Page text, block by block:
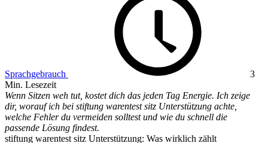
Sprachgebrauch
3
Min. Lesezeit
Wenn Sitzen weh tut, kostet dich das jeden Tag Energie. Ich zeige
dir, worauf ich bei stiftung warentest sitz Unterstützung achte,
welche Fehler du vermeiden solltest und wie du schnell die
passende Lösung findest.
stiftung warentest sitz Unterstützung: Was wirklich zählt